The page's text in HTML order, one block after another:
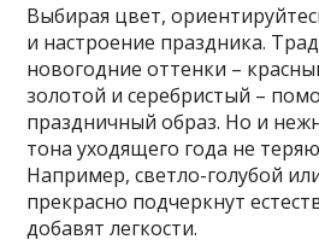
Выбирая цвет,
и настроение праздника.
новогодние оттенки –
золотой и серебристый –
праздничный образ. Но и
тона уходящего года не
Например, светло-голубой
прекрасно подчеркнут
добавят легкости.